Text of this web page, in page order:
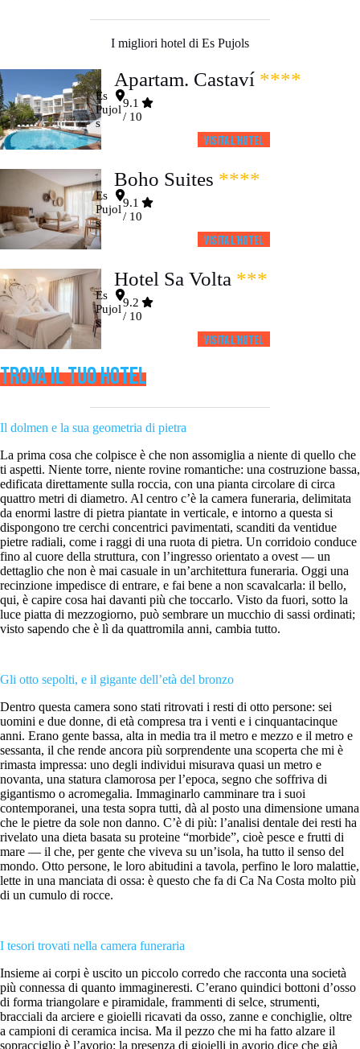
I migliori hotel di Es Pujols
Apartam. Castaví ****
Es
Pujol
s
9.1
/ 10
Visita l’HOTEL
Boho Suites ****
Es
Pujol
s
9.1
/ 10
Visita l’HOTEL
Hotel Sa Volta ***
Es
Pujol
s
9.2
/ 10
Visita l’HOTEL
TROVA IL TUO HOTEL
Il dolmen e la sua geometria di pietra
La prima cosa che colpisce è che non assomiglia a niente di quello che
ti aspetti. Niente torre, niente rovine romantiche: una costruzione bassa,
edificata direttamente sulla roccia, con una pianta circolare di circa
quattro metri di diametro. Al centro c’è la camera funeraria, delimitata
da enormi lastre di pietra piantate in verticale, e intorno a questa si
dispongono tre cerchi concentrici pavimentati, scanditi da ventidue
pietre radiali, come i raggi di una ruota di pietra. Un corridoio conduce
fino al cuore della struttura, con l’ingresso orientato a ovest — un
dettaglio che non è mai casuale in un’architettura funeraria. Oggi una
recinzione impedisce di entrare, e fai bene a non scavalcarla: il bello,
qui, è capire cosa hai davanti più che toccarlo. Visto da fuori, sotto la
luce piatta di mezzogiorno, può sembrare un mucchio di sassi ordinati;
visto sapendo che è lì da quattromila anni, cambia tutto.
Gli otto sepolti, e il gigante dell’età del bronzo
Dentro questa camera sono stati ritrovati i resti di otto persone: sei
uomini e due donne, di età compresa tra i venti e i cinquantacinque
anni. Erano gente bassa, alta in media tra il metro e mezzo e il metro e
sessanta, il che rende ancora più sorprendente una scoperta che mi è
rimasta impressa: uno degli individui misurava quasi un metro e
novanta, una statura clamorosa per l’epoca, segno che soffriva di
gigantismo o acromegalia. Immaginarlo camminare tra i suoi
contemporanei, una testa sopra tutti, dà al posto una dimensione umana
che le pietre da sole non danno. C’è di più: l’analisi dentale dei resti ha
rivelato una dieta basata su proteine “morbide”, cioè pesce e frutti di
mare — il che, per gente che viveva su un’isola, ha tutto il senso del
mondo. Otto persone, le loro abitudini a tavola, perfino le loro malattie,
lette in una manciata di ossa: è questo che fa di Ca Na Costa molto più
di un cumulo di rocce.
I tesori trovati nella camera funeraria
Insieme ai corpi è uscito un piccolo corredo che racconta una società
più connessa di quanto immagineresti. C’erano quindici bottoni d’osso
di forma triangolare e piramidale, frammenti di selce, strumenti,
bracciali da arciere e gioielli ricavati da osso, zanne e conchiglie, oltre
a campioni di ceramica incisa. Ma il pezzo che mi ha fatto alzare il
sopracciglio è l’avorio: la presenza di gioielli in avorio dice che già